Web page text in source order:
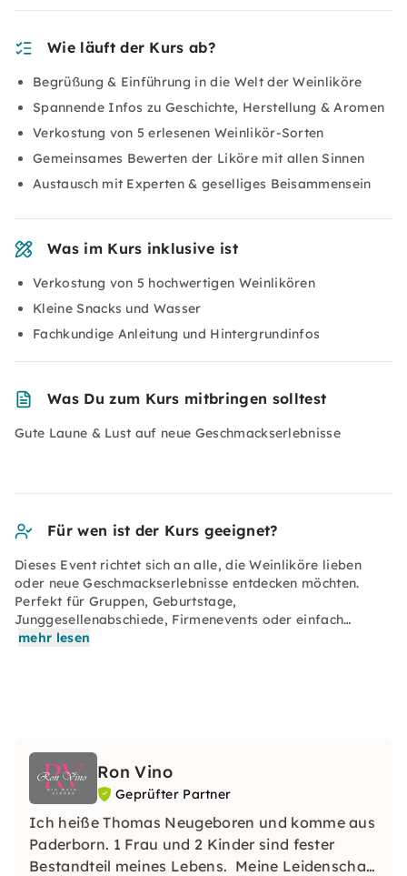
Wie läuft der Kurs ab?
Begrüßung & Einführung in die Welt der Weinliköre
Spannende Infos zu Geschichte, Herstellung & Aromen
Verkostung von 5 erlesenen Weinlikör-Sorten
Gemeinsames Bewerten der Liköre mit allen Sinnen
Austausch mit Experten & geselliges Beisammensein
Was im Kurs inklusive ist
Verkostung von 5 hochwertigen Weinlikören
Kleine Snacks und Wasser
Fachkundige Anleitung und Hintergrundinfos
Was Du zum Kurs mitbringen solltest
Gute Laune & Lust auf neue Geschmackserlebnisse
Für wen ist der Kurs geeignet?
Dieses Event richtet sich an alle, die Weinliköre lieben
oder neue Geschmackserlebnisse entdecken möchten.
Perfekt für Gruppen, Geburtstage,
Junggesellenabschiede, Firmenevents oder einfach…
mehr lesen
Ron Vino
Geprüfter Partner
Ich heiße Thomas Neugeboren und komme aus
Paderborn. 1 Frau und 2 Kinder sind fester
Bestandteil meines Lebens. Meine Leidenschaft